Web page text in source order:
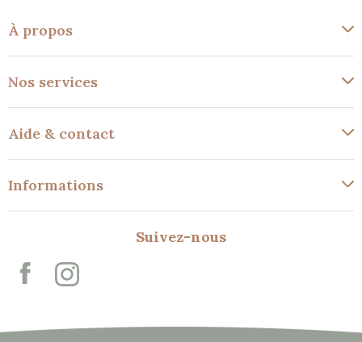
À propos
Nos services
Aide & contact
Informations
Suivez-nous